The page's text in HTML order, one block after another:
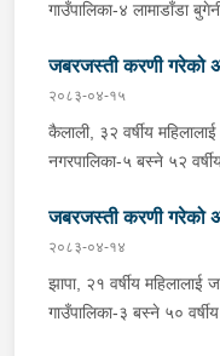
गाउँपालिका-४ लामाडाँडा
गरेको भन्ने उजुरीको आधारमा
प्रहरीले उनलाई पक्राउ
अनुसन्धान गरिरहेको छ ।
जबरजस्ती करणी गरेको
२०८३-०४-१५
कैलाली, ३२ वर्षीय
नगरपालिका-५ बस्ने ५२ वर्षीय
उजुरीको आधारमा इलाका
उनलाई पक्राउ गरेको हो ।
गरिरहेको छ ।
जबरजस्ती करणी गरेको
२०८३-०४-१४
झापा, २१ वर्षीय महिलालाई
गाउँपालिका-३ बस्ने ५० वर्षीय